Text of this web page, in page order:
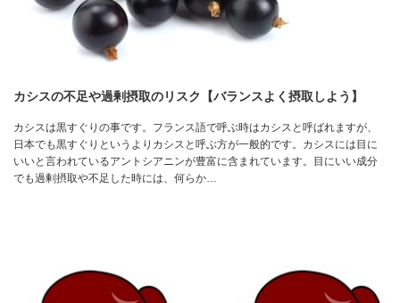
カシスの不足や過剰摂取のリスク【バランスよく摂取しよう】
カシスは黒すぐりの事です。フランス語で呼ぶ時はカシスと呼ばれますが、
日本でも黒すぐりというよりカシスと呼ぶ方が一般的です。カシスには目に
いいと言われているアントシアニンが豊富に含まれています。目にいい成分
でも過剰摂取や不足した時には、何らか…